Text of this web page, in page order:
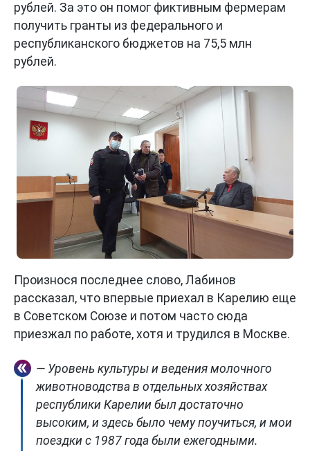
рублей. За это он помог фиктивным фермерам
получить гранты из федерального и
республиканского бюджетов на 75,5 млн
рублей.
Произнося последнее слово, Лабинов
рассказал, что впервые приехал в Карелию еще
в Советском Союзе и потом часто сюда
приезжал по работе, хотя и трудился в Москве.
— Уровень культуры и ведения молочного
животноводства в отдельных хозяйствах
республики Карелии был достаточно
высоким, и здесь было чему поучиться, и мои
поездки с 1987 года были ежегодными.